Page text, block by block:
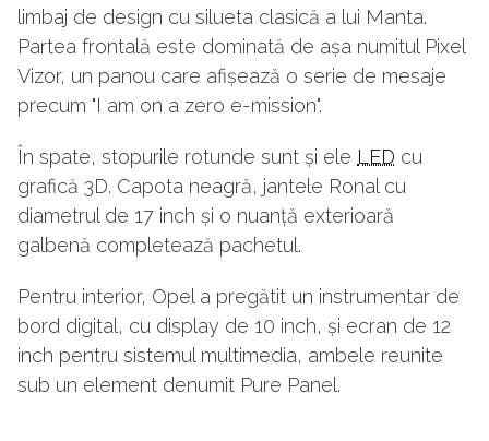
limbaj de design cu silueta clasică a lui Manta.
Partea frontală este dominată de așa numitul Pixel
Vizor, un panou care afișează o serie de mesaje
precum "I am on a zero e-mission".
În spate, stopurile rotunde sunt și ele LED cu
grafică 3D. Capota neagră, jantele Ronal cu
diametrul de 17 inch și o nuanță exterioară
galbenă completează pachetul.
Pentru interior, Opel a pregătit un instrumentar de
bord digital, cu display de 10 inch, și ecran de 12
inch pentru sistemul multimedia, ambele reunite
sub un element denumit Pure Panel.